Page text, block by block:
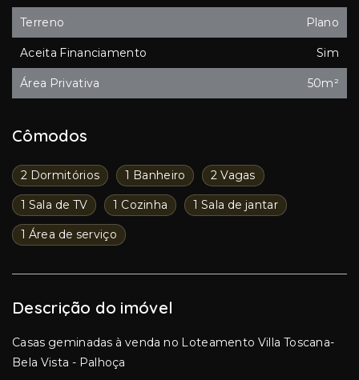
Cômodos
2 Dormitórios 1 Banheiro 2 Vagas
1 Sala de TV 1 Cozinha 1 Sala de jantar
1 Área de serviço
Descrição do imóvel
Casas geminadas à venda no Loteamento Villa Toscana-
Bela Vista - Palhoça
Terreno Plano
Aceita Financiamento Sim
Área Privativa 50m²